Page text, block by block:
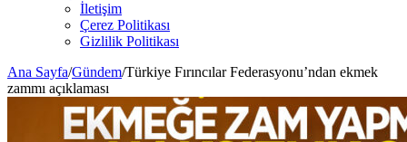
İletişim
Çerez Politikası
Gizlilik Politikası
Ana Sayfa/Gündem/Türkiye Fırıncılar Federasyonu’ndan ekmek
zammı açıklaması